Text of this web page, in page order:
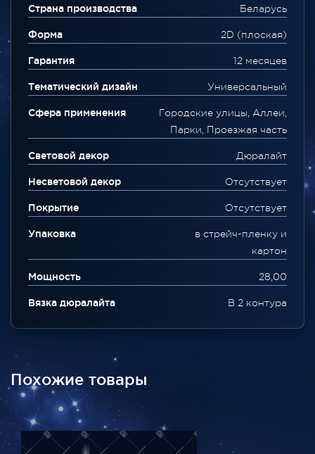
Страна производства Беларусь
Форма 2D (плоская)
Гарантия 12 месяцев
Тематический дизайн Универсальный
Сфера применения
Городские улицы, Аллеи,
Парки, Проезжая часть
Световой декор Дюралайт
Несветовой декор Отсутствует
Покрытие Отсутствует
Упаковка
в стрейч-пленку и
картон
Мощность 28,00
Вязка дюралайта В 2 контура
Похожие товары